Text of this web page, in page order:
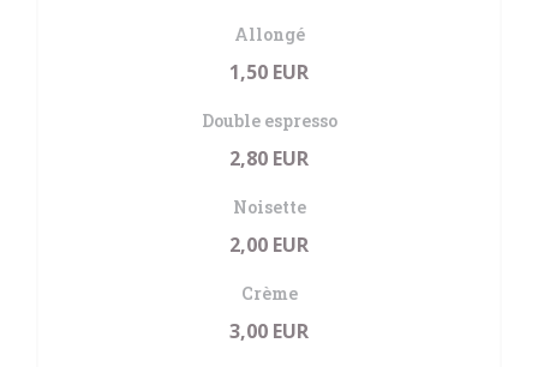
Allongé
1,50 EUR
Double espresso
2,80 EUR
Noisette
2,00 EUR
Crème
3,00 EUR